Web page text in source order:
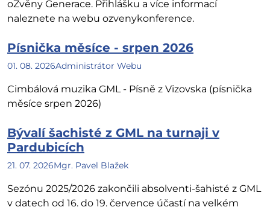
oZvěny Generace. Přihlášku a více informací
naleznete na webu ozvenykonference.
Písnička měsíce - srpen 2026
01. 08. 2026Administrátor Webu
Cimbálová muzika GML - Písně z Vizovska (písnička
měsíce srpen 2026)
Bývalí šachisté z GML na turnaji v
Pardubicích
21. 07. 2026Mgr. Pavel Blažek
Sezónu 2025/2026 zakončili absolventi-šahisté z GML
v datech od 16. do 19. července účastí na velkém